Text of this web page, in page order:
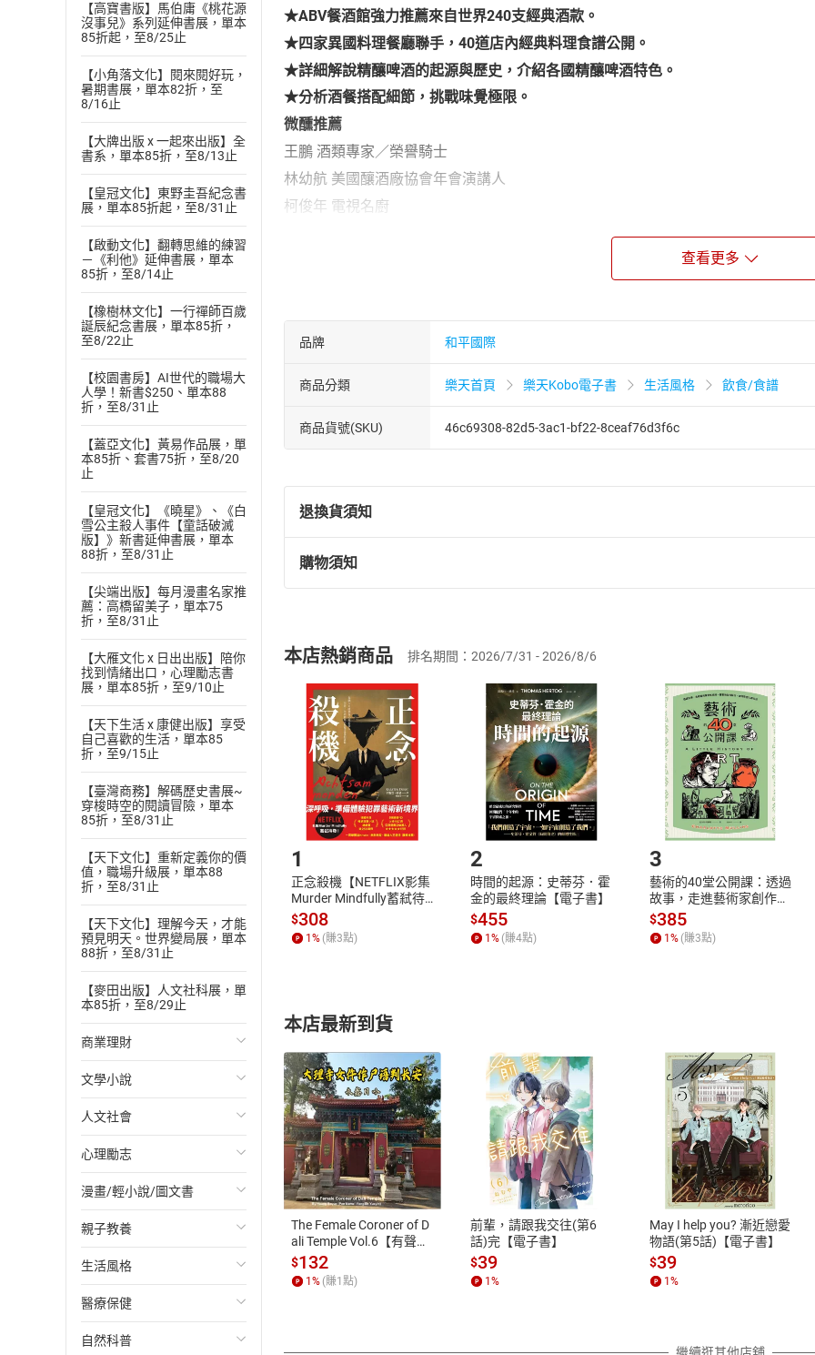
【高寶書版】馬伯庸《桃花源
沒事兒》系列延伸書展，單本
85折起，至8/25止
【小角落文化】閱來閱好玩，
暑期書展，單本82折，至
8/16止
【大牌出版 x 一起來出版】全
書系，單本85折，至8/13止
【皇冠文化】東野圭吾紀念書
展，單本85折起，至8/31止
【啟動文化】翻轉思維的練習
－《利他》延伸書展，單本
85折，至8/14止
【橡樹林文化】一行禪師百歲
誕辰紀念書展，單本85折，
至8/22止
【校園書房】AI世代的職場大
人學！新書$250、單本88
折，至8/31止
【蓋亞文化】黃易作品展，單
本85折、套書75折，至8/20
止
【皇冠文化】《曉星》、《白
雪公主殺人事件【童話破滅
版】》新書延伸書展，單本
88折，至8/31止
【尖端出版】每月漫畫名家推
薦：高橋留美子，單本75
折，至8/31止
【大雁文化 x 日出出版】陪你
找到情緒出口，心理勵志書
展，單本85折，至9/10止
【天下生活 x 康健出版】享受
自己喜歡的生活，單本85
折，至9/15止
【臺灣商務】解碼歷史書展~
穿梭時空的閱讀冒險，單本
85折，至8/31止
【天下文化】重新定義你的價
值，職場升級展，單本88
折，至8/31止
【天下文化】理解今天，才能
預見明天。世界變局展，單本
88折，至8/31止
【麥田出版】人文社科展，單
本85折，至8/29止
商業理財
投資理財
經濟/趨勢
財務/金融
管理/領導
職場工作術
成功法
行銷/廣告
傳記
文學小說
歐美文學
日本文學
韓國文學
華文文學
經典文學
成長/家庭生活小說
懸疑/推理小說
人文社會
國際關係
政治
社會科學
台灣/中國歷史
日/韓歷史
其他歷史/史學
心理勵志
心靈成長/情緒
人際關係
兩性關係
心理學
漫畫/輕小說/圖文書
輕小說
奇幻/科幻
愛情故事
職場/社會寫實
親子教養
教育現場
兒童文學/故事
兒童科普/學習
生活風格
飲食/食譜
健身/美顏
醫療保健
健康/養生
自然科普
★ABV餐酒館強力推薦來自世界240支經典酒款。
★四家異國料理餐廳聯手， 40道店內經典料理食譜公開。
★詳細解說精釀啤酒的起源與歷史，介紹各國精釀啤酒特色。
★分析酒餐搭配細節，挑戰味覺極限。
微醺推薦
王鵬 酒類專家／榮譽騎士
林幼航 美國釀酒廠協會年會演講人
柯俊年 電視名廚
◆酒款最詳盡的品酒筆記
精釀啤酒分為德式啤酒、英式啤酒、美式啤酒、比利時啤酒等四大種類。本書詳
酒精感、甜度、香氣、酸度、顏色、苦度等六大元素，圖解每支酒款的風味特色。
選定了好酒，搭配的料理也不能隨便！特別介紹40道西班牙、義大利、希臘、日
查看更多
品牌 和平國際
商品分類 樂天首頁 樂天Kobo電子書 生活風格 飲食/食譜
商品貨號(SKU) 46c69308-82d5-3ac1-bf22-8ceaf76d3f6c
退換貨須知
退換貨規定：
(一)依消費者保護法第19條第1項後段暨通訊交易解除權合理例外情事適用
(二)消費者訂購本店鋪之商品即代表知悉本店鋪所銷售之商品為電子書，
且已下載/存取電子書，不得請求退貨退款。
退貨方式：您欲取消訂單或辦理退貨時，請登入樂天市場，並於「我的訂單
貨」，本店鋪將依您的申請進行審核，待審核通過後將為您辦理退款事宜。
請注意，樂天市場須以整筆訂單為單位進行取消/退貨，恕無法以單支商品取
購物須知
挑選商品
Choose
放入購物車
Shopping cart
登入帳號
Login
購書後，如何開始使用？
Step1.選擇閱讀載具 Step2.登入
付款方式
ATM轉帳、信用卡、LINE PAY、AFTEE
退換貨規範
本店是否提供消費者保護法七日猶
之權利，遽消費者保護法及通訊交
除權合理例外情事適用準則，依商
質各有不同規定。詳細退換貨說明
照各商品說明。
本店熱銷商品 排名期間：2026/7/31 - 2026/8/6
1
正念殺機【NETFLIX影集
Murder Mindfully蓄弒待
發】【電子書】
$308
1 % (賺3點)
2
時間的起源：史蒂芬．霍
金的最終理論【電子書】
$455
1 % (賺4點)
3
藝術的40堂公開課：透過
故事，走進藝術家創作現
場，看藝術如何誕生、如
何形塑人類生活【電子
書】
$385
1 % (賺3點)
本店最新到貨
The Female Coroner of D
ali Temple Vol.6【有聲
書】
$132
1 % (賺1 點)
前輩，請跟我交往(第6
話)完【電子書】
$39
1 %
May I help you? 漸近戀愛
物語(第5話)【電子書】
$39
1 %